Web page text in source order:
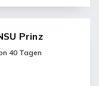
Prinz
40 Tagen